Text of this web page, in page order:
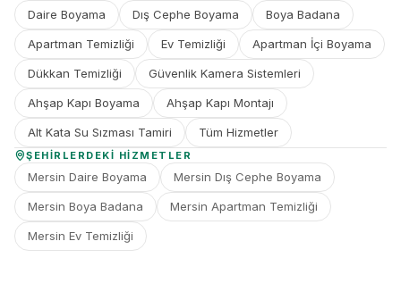
Daire Boyama Dış Cephe Boyama Boya Badana
Apartman Temizliği Ev Temizliği Apartman İçi Boyama
Dükkan Temizliği Güvenlik Kamera Sistemleri
Ahşap Kapı Boyama Ahşap Kapı Montajı
Alt Kata Su Sızması Tamiri Tüm Hizmetler
ŞEHIRLERDEKI HIZMETLER
Mersin Daire Boyama Mersin Dış Cephe Boyama
Mersin Boya Badana Mersin Apartman Temizliği
Mersin Ev Temizliği